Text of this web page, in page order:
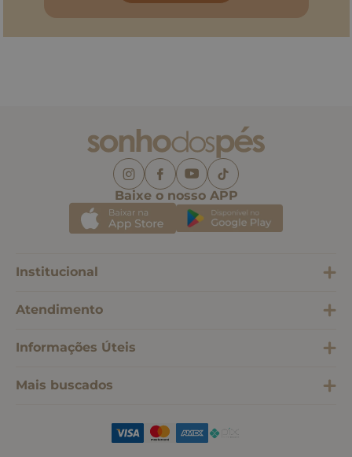
Baixe o nosso APP
Institucional
Atendimento
Informações Úteis
Mais buscados